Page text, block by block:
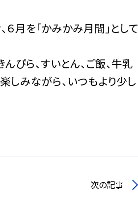
月を「かみかみ月間」として
ら、すいとん、ご飯、牛乳
しみながら、いつもより少し
次の記事